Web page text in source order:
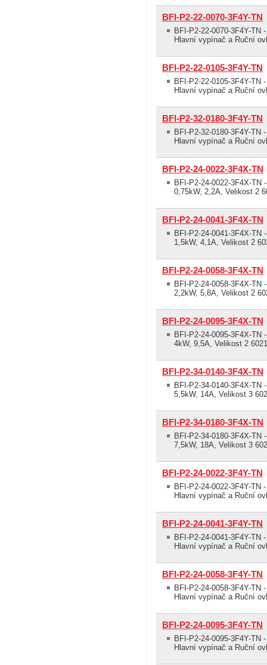
BFI-P2-22-0070-3F4Y-TN
BFI-P2-22-0070-3F4Y-
Hlavní vypínač a Ruční
BFI-P2-22-0105-3F4Y-TN
BFI-P2-22-0105-3F4Y-
Hlavní vypínač a Ruční
BFI-P2-32-0180-3F4Y-TN
BFI-P2-32-0180-3F4Y-
Hlavní vypínač a Ruční
BFI-P2-24-0022-3F4X-TN
BFI-P2-24-0022-3F4X-
0,75kW, 2,2A, Velikost 2
BFI-P2-24-0041-3F4X-TN
BFI-P2-24-0041-3F4X-
1,5kW, 4,1A, Velikost 2
BFI-P2-24-0058-3F4X-TN
BFI-P2-24-0058-3F4X-
2,2kW, 5,8A, Velikost 2
BFI-P2-24-0095-3F4X-TN
BFI-P2-24-0095-3F4X-
4kW, 9,5A, Velikost 2
BFI-P2-34-0140-3F4X-TN
BFI-P2-34-0140-3F4X-
5,5kW, 14A, Velikost 3
BFI-P2-34-0180-3F4X-TN
BFI-P2-34-0180-3F4X-
7,5kW, 18A, Velikost 3
BFI-P2-24-0022-3F4Y-TN
BFI-P2-24-0022-3F4Y-
Hlavní vypínač a Ruční
BFI-P2-24-0041-3F4Y-TN
BFI-P2-24-0041-3F4Y-
Hlavní vypínač a Ruční
BFI-P2-24-0058-3F4Y-TN
BFI-P2-24-0058-3F4Y-
Hlavní vypínač a Ruční
BFI-P2-24-0095-3F4Y-TN
BFI-P2-24-0095-3F4Y-
Hlavní vypínač a Ruční